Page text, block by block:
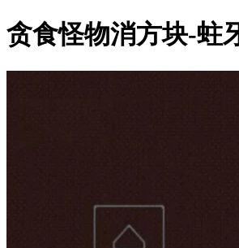
贪食怪物消方块-蛀